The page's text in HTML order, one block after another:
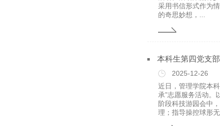
采用书信形式作为
的奇思妙想，...
本科生第四党支
2025-12-26
近日，管理学院本
承”志愿服务活动。
阶段科技游园会中
理；指导操控球形